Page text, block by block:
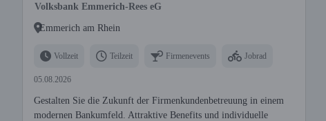
Volksbank Emmerich-Rees eG
Emmerich am Rhein
Vollzeit Teilzeit Firmenevents Jobrad
05.08.2026
Gestalten Sie die Zukunft der Firmenkundenbetreuung in einem
modernen Bankumfeld. Attraktive Benefits und individuelle